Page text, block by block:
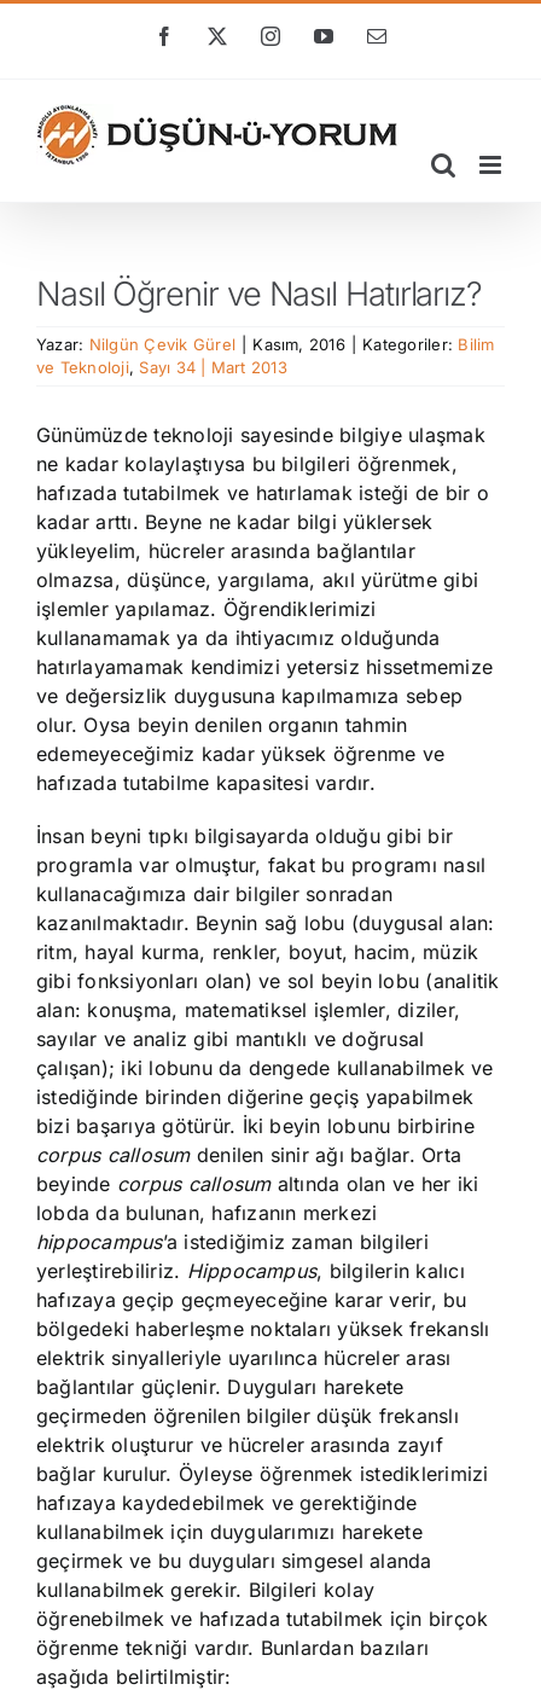
Facebook
X InstagramYouTube
E-
Nasıl Öğrenir ve Nasıl Hatırlarız?
Yazar: Nilgün Çevik Gürel Kasım, 2016 Kategoriler: Bilim
ve Teknoloji, Sayı 34 | Mart 2013
Günümüzde teknoloji sayesinde bilgiye ulaşmak
ne kadar kolaylaştıysa bu bilgileri öğrenmek,
hafızada tutabilmek ve hatırlamak isteği de bir o
kadar arttı. Beyne ne kadar bilgi yüklersek
yükleyelim, hücreler arasında bağlantılar
olmazsa, düşünce, yargılama, akıl yürütme gibi
işlemler yapılamaz. Öğrendiklerimizi
kullanamamak ya da ihtiyacımız olduğunda
hatırlayamamak kendimizi yetersiz hissetmemize
ve değersizlik duygusuna kapılmamıza sebep
olur. Oysa beyin denilen organın tahmin
edemeyeceğimiz kadar yüksek öğrenme ve
hafızada tutabilme kapasitesi vardır.
İnsan beyni tıpkı bilgisayarda olduğu gibi bir
programla var olmuştur, fakat bu programı nasıl
kullanacağımıza dair bilgiler sonradan
kazanılmaktadır. Beynin sağ lobu (duygusal alan:
ritm, hayal kurma, renkler, boyut, hacim, müzik
gibi fonksiyonları olan) ve sol beyin lobu (analitik
alan: konuşma, matematiksel işlemler, diziler,
sayılar ve analiz gibi mantıklı ve doğrusal
çalışan); iki lobunu da dengede kullanabilmek ve
istediğinde birinden diğerine geçiş yapabilmek
bizi başarıya götürür. İki beyin lobunu birbirine
corpus callosumdenilen sinir ağı bağlar. Orta
beyinde corpus callosumaltında olan ve her iki
lobda da bulunan, hafızanın merkezi
hippocampus’a istediğimiz zaman bilgileri
yerleştirebiliriz. Hippocampus, bilgilerin kalıcı
hafızaya geçip geçmeyeceğine karar verir, bu
bölgedeki haberleşme noktaları yüksek frekanslı
elektrik sinyalleriyle uyarılınca hücreler arası
bağlantılar güçlenir. Duyguları harekete
geçirmeden öğrenilen bilgiler düşük frekanslı
elektrik oluşturur ve hücreler arasında zayıf
bağlar kurulur. Öyleyse öğrenmek istediklerimizi
hafızaya kaydedebilmek ve gerektiğinde
kullanabilmek için duygularımızı harekete
geçirmek ve bu duyguları simgesel alanda
kullanabilmek gerekir. Bilgileri kolay
öğrenebilmek ve hafızada tutabilmek için birçok
öğrenme tekniği vardır. Bunlardan bazıları
aşağıda belirtilmiştir: